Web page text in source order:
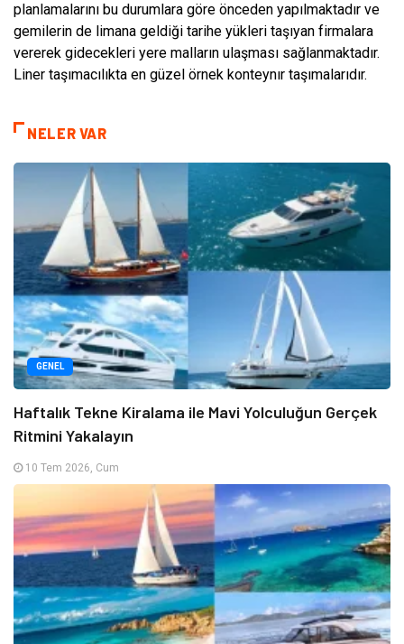
planlamalarını bu durumlara göre önceden yapılmaktadır ve
gemilerin de limana geldiği tarihe yükleri taşıyan firmalara
vererek gidecekleri yere malların ulaşması sağlanmaktadır.
Liner taşımacılıkta en güzel örnek konteynır taşımalarıdır.
NELER VAR
GENEL
Haftalık Tekne Kiralama ile Mavi Yolculuğun Gerçek
Ritmini Yakalayın
10 Tem 2026, Cum